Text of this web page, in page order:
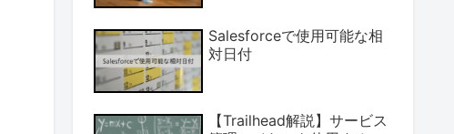
Salesforceで使用可能な相
対日付
【Trailhead解説】サービス